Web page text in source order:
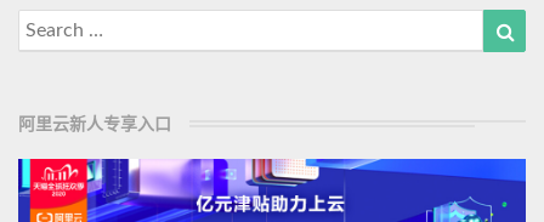
Search
for:
阿里云新人专享入口